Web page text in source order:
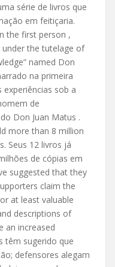
série de livros que
em feitiçaria.
the first person ,
under the tutelage of
named Don
na primeira
sob a
de
Don Juan Matus .
more than 8 million
Seus 12 livros já
de cópias em
suggested that they
claim the
at least valuable
descriptions of
an increased
têm sugerido que
defensores alegam